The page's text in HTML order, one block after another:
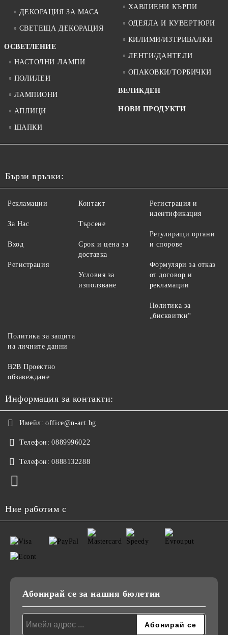
ДЕКОРАЦИЯ ЗА МАСА
СВЕТЕЩА ДЕКОРАЦИЯ
ОСВЕТЛЕНИЕ
НАСТОЛНИ ЛАМПИ
ПОЛИЛЕИ
ЛАМПИОНИ
АПЛИЦИ
ШАПКИ
ХАВЛИЕНИ КЪРПИ
ОДЕЯЛА И КУВЕРТЮРИ
КИЛИМИ/ИЗТРИВАЛКИ
ЛЕНТИ/ДАНТЕЛИ
ОПАКОВКИ/ТОРБИЧКИ
ВЕЛИКДЕН
НОВИ ПРОДУКТИ
Бързи връзки:
Рекламации
За Нас
Вход
Регистрация
Контакт
Търсене
Срок и цена за
доставка
Условия за
използване
Регистрация и
идентификация
Регулиращи органи
и спорове
Формуляри за отказ
от договор и
рекламации
Политика за
„бисквитки“
Политика за защита
на личните данни
B2B Проектно
обзавеждане
Информация за контакти:
Имейл: office@n-art.bg
Телефон: 0889996022
Телефон: 0888132288
Ние работим с
Абонирай се за нашия бюлетин